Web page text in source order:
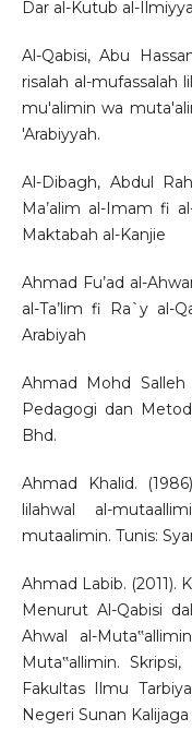
Dar al-Kutub al-
Al-Qabisi, Abu
risalah al-mufassalah
mu'alimin wa
'Arabiyyah.
Al-Dibagh, Abdul
Ma’alim al-Imam fi
Maktabah al-Kanjie
Ahmad Fu’ad al-
al-Ta’lim fi Ra`y al-
Arabiyah
Ahmad Mohd Salleh
Pedagogi dan
Bhd.
Ahmad Khalid.
lilahwal al-
mutaalimin. Tunis:
Ahmad Labib. (2011).
Menurut Al-Qabisi
Ahwal al-
Muta‟allimin.
Fakultas Ilmu
Negeri Sunan